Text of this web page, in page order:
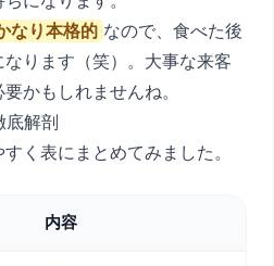
なり本格的 なので、食べた後
ります（笑）。大事な来客
かもしれませんね。
解剖
く表にまとめてみました。
内容